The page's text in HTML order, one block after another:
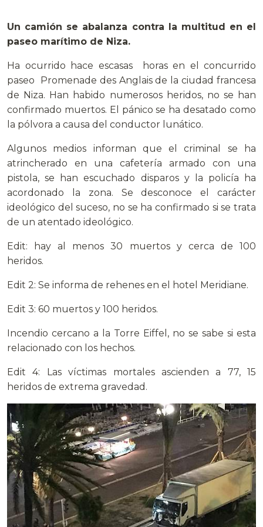
Un camión se abalanza contra la multitud en el
paseo marítimo de Niza.
Ha ocurrido hace escasas horas en el concurrido
paseo Promenade des Anglais de la ciudad francesa
de Niza. Han habido numerosos heridos, no se han
confirmado muertos. El pánico se ha desatado como
la pólvora a causa del conductor lunático.
Algunos medios informan que el criminal se ha
atrincherado en una cafetería armado con una
pistola, se han escuchado disparos y la policía ha
acordonado la zona. Se desconoce el carácter
ideológico del suceso, no se ha confirmado si se trata
de un atentado ideológico.
Edit: hay al menos 30 muertos y cerca de 100
heridos.
Edit 2: Se informa de rehenes en el hotel Meridiane.
Edit 3: 60 muertos y 100 heridos.
Incendio cercano a la Torre Eiffel, no se sabe si esta
relacionado con los hechos.
Edit 4: Las víctimas mortales ascienden a 77, 15
heridos de extrema gravedad.